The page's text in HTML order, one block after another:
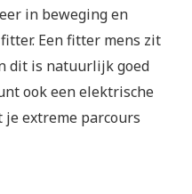
in beweging en
Een fitter mens zit
dit is natuurlijk goed
ook een elektrische
extreme parcours